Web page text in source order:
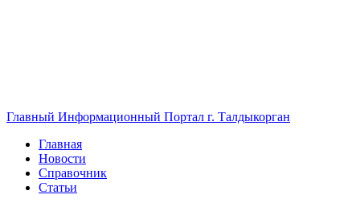
Главный Информационный Портал г. Талдыкорган
Главная
Новости
Справочник
Статьи